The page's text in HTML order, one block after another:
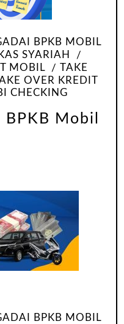
BPKB MOBIL
SYARIAH
MOBIL
TAKE
OVER KREDIT
CHECKING
BPKB Mobil
BPKB MOBIL